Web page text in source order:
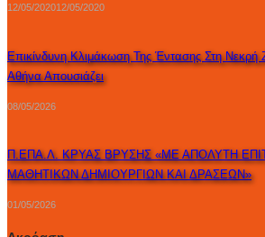
12/05/202012/05/2020
Επικίνδυνη Κλιμάκωση Της Έντασης Στη
Αθήνα Απουσιάζει
08/05/2026
Π.ΕΠΑ.Λ. ΚΡΥΑΣ ΒΡΥΣΗΣ «ΜΕ ΑΠΟΛΥΤΗ
ΜΑΘΗΤΙΚΩΝ ΔΗΜΙΟΥΡΓΙΩΝ ΚΑΙ ΔΡΑΣΕΩΝ»
01/05/2026